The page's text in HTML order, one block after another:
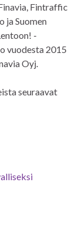
Fintraffic
ja Suomen
-
vuodesta 2015
Oyj.
seuraavat